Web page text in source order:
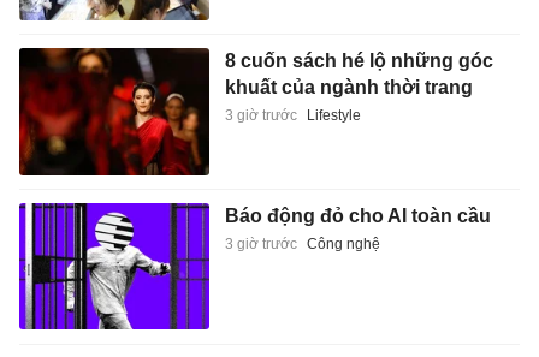
8 cuốn sách hé lộ những góc
khuất của ngành thời trang
3 giờ trước Lifestyle
Báo động đỏ cho AI toàn cầu
3 giờ trước Công nghệ